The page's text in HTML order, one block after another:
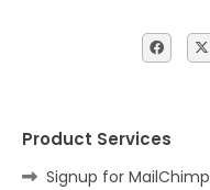
Product Services
Signup for MailChimp